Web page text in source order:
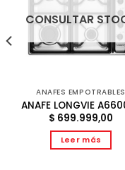
CONSULTAR
ANAFES EMPOTRABLES
ANAFE LONGVIE
$ 699.999,00
Leer más